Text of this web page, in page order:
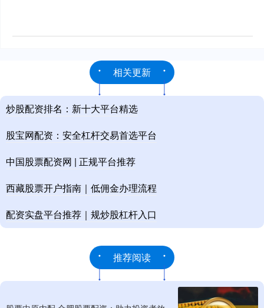
相关更新
炒股配资排名：新十大平台精选
股宝网配资：安全杠杆交易首选平台
中国股票配资网 | 正规平台推荐
西藏股票开户指南｜低佣金办理流程
配资实盘平台推荐｜规炒股杠杆入口
推荐阅读